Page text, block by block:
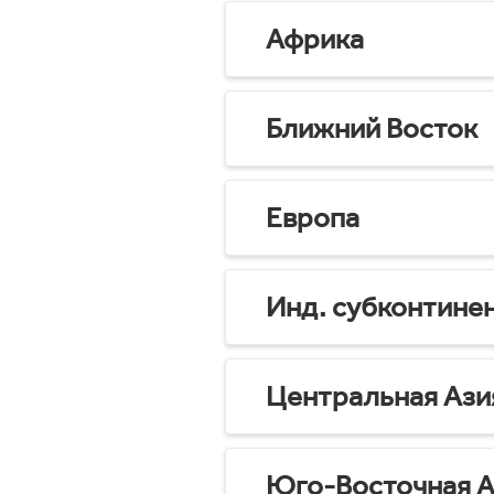
Африка
Ближний Восток
Европа
Инд.
Центральная
Юго-Восточная